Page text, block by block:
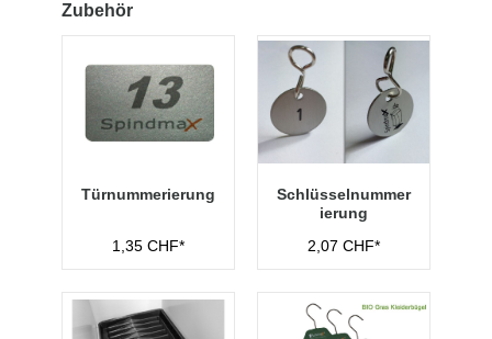
Zubehör
Türnummerierung
1,35 CHF*
Schlüsselnummer
ierung
2,07 CHF*